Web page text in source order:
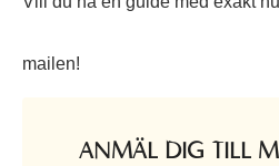
mailen!
ANMÄL DIG TILL